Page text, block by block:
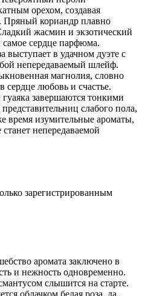
орехом, создавая
Пряный кориандр плавно
жасмин и экзотический
самое сердце парфюма.
выступает в удачном дуэте с
непередаваемый шлейф.
магнолия, словно
любовь и счастье.
завершаются тонкими
слабого пола,
время изумительные ароматы,
непередаваемой
зарегистрированным
аромата заключено в
и нежность одновременно.
слышится на старте.